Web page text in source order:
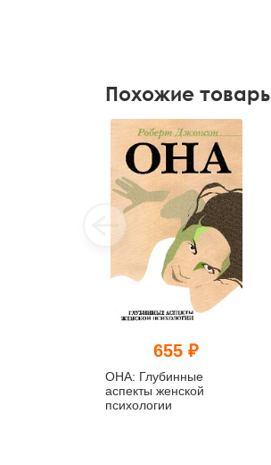
Похожие
655 ₽
ОНА: Глубинные
аспекты женской
психологии